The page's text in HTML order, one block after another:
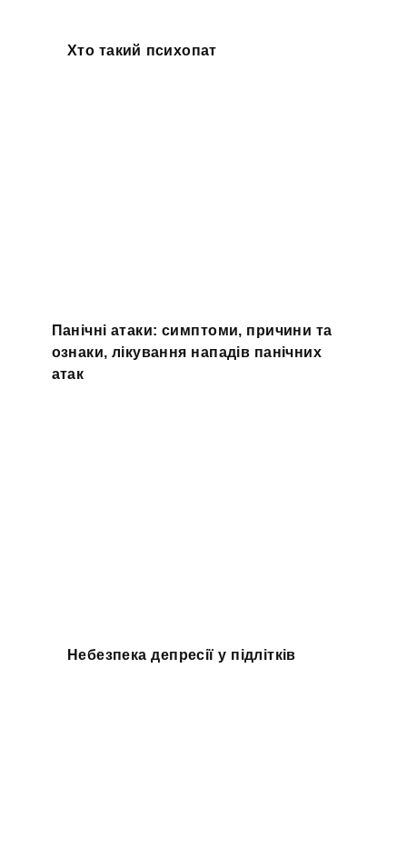
Хто такий психопат
Панічні атаки: симптоми, причини та
ознаки, лікування нападів панічних
атак
Небезпека депресії у підлітків